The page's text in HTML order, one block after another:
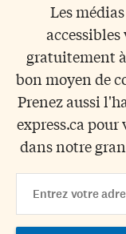
Les
gratuitement
bon moyen de
Prenez aussi
express.ca pour
dans notre
Address